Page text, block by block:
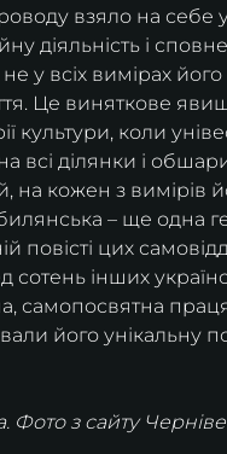
взяло на
діяльність і
у всіх вимірах
Це виняткове
культури, коли
всі ділянки і
на кожен з вимірів
– ще одна
повісті цих
інших
самопосвятна
його унікальну
з сайту